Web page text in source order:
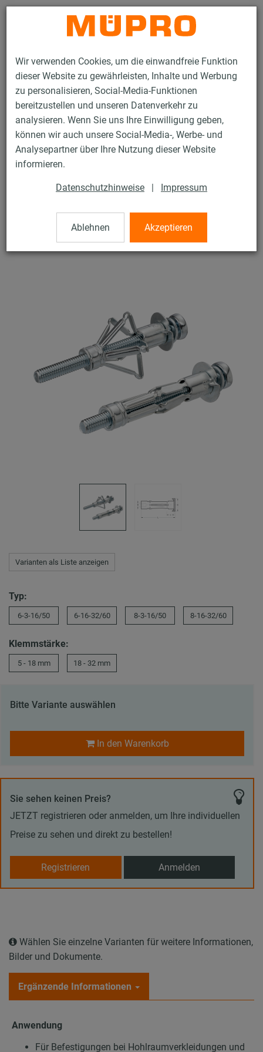
Wir verwenden Cookies, um die einwandfreie Funktion
dieser Website zu gewährleisten, Inhalte und Werbung
zu personalisieren, Social-Media-Funktionen
bereitzustellen und unseren Datenverkehr zu
analysieren. Wenn Sie uns Ihre Einwilligung geben,
können wir auch unsere Social-Media-, Werbe- und
Analysepartner über Ihre Nutzung dieser Website
informieren.
Datenschutzhinweise | Impressum
Ablehnen Akzeptieren
Kontakt
Produkte Befestigungstechnik Dübel Hohlraumdübel, vormontiert
18 / 48
Hohlraumdübel, vormontiert
Varianten als Liste anzeigen
Typ:
6-3-16/50 6-16-32/60 8-3-16/50 8-16-32/60
Klemmstärke:
5 - 18 mm 18 - 32 mm
Bitte Variante auswählen
In den Warenkorb
Sie sehen keinen Preis?
JETZT registrieren oder anmelden, um Ihre individuellen
Preise zu sehen und direkt zu bestellen!
Registrieren Anmelden
Wählen Sie einzelne Varianten für weitere Informationen,
Bilder und Dokumente.
Ergänzende Informationen
Anwendung
Für Befestigungen bei Hohlraumverkleidungen und